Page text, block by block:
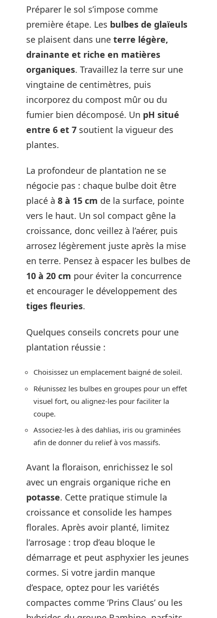
Préparer le sol s’impose comme
première étape. Les bulbes de glaïeuls
se plaisent dans une terre légère,
drainante et riche en matières
organiques. Travaillez la terre sur une
vingtaine de centimètres, puis
incorporez du compost mûr ou du
fumier bien décomposé. Un pH situé
entre 6 et 7 soutient la vigueur des
plantes.
La profondeur de plantation ne se
négocie pas : chaque bulbe doit être
placé à 8 à 15 cm de la surface, pointe
vers le haut. Un sol compact gêne la
croissance, donc veillez à l’aérer, puis
arrosez légèrement juste après la mise
en terre. Pensez à espacer les bulbes de
10 à 20 cm pour éviter la concurrence
et encourager le développement des
tiges fleuries.
Quelques conseils concrets pour une
plantation réussie :
Choisissez un emplacement baigné de soleil.
Réunissez les bulbes en groupes pour un effet
visuel fort, ou alignez-les pour faciliter la
coupe.
Associez-les à des dahlias, iris ou graminées
afin de donner du relief à vos massifs.
Avant la floraison, enrichissez le sol
avec un engrais organique riche en
potasse. Cette pratique stimule la
croissance et consolide les hampes
florales. Après avoir planté, limitez
l’arrosage : trop d’eau bloque le
démarrage et peut asphyxier les jeunes
cormes. Si votre jardin manque
d’espace, optez pour les variétés
compactes comme ‘Prins Claus’ ou les